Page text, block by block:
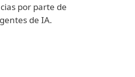
por parte de
de IA.